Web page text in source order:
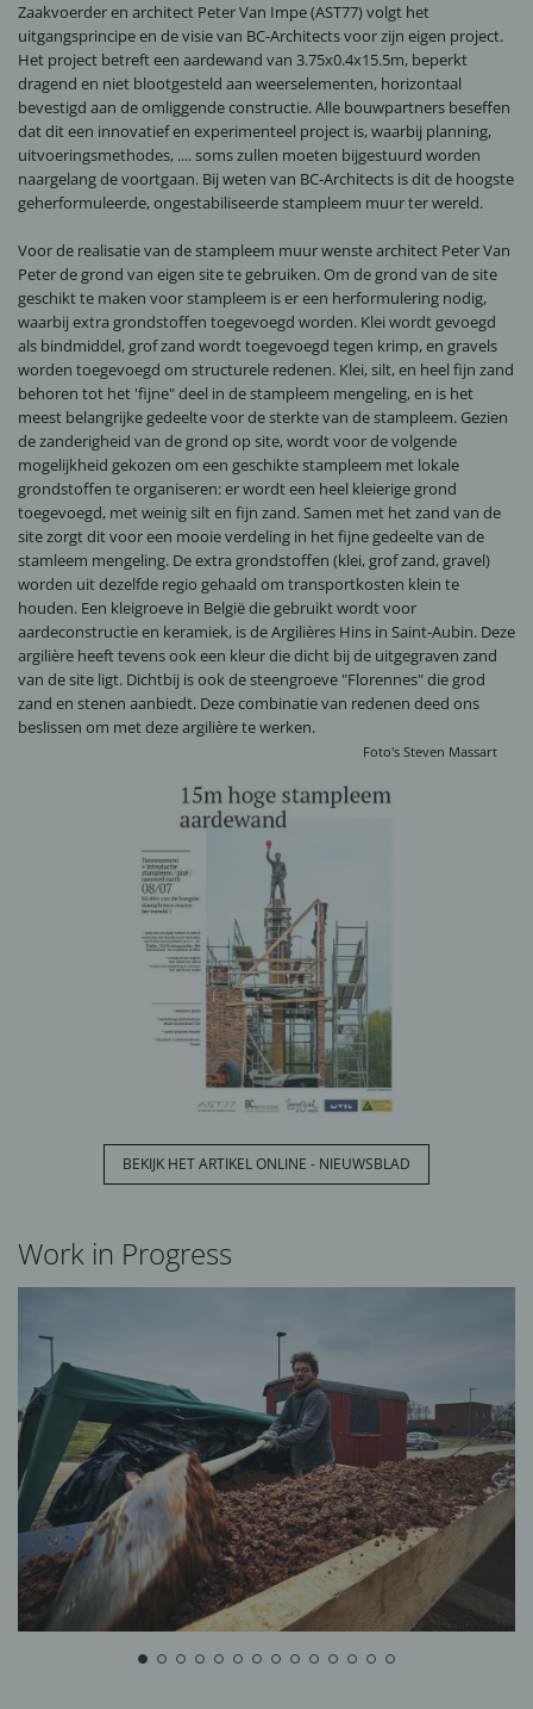
Zaakvoerder en architect Peter Van Impe (AST77) volgt het
uitgangsprincipe en de visie van BC-Architects voor zijn eigen project.
Het project betreft een aardewand van 3.75x0.4x15.5m, beperkt
dragend en niet blootgesteld aan weerselementen, horizontaal
bevestigd aan de omliggende constructie. Alle bouwpartners beseffen
dat dit een innovatief en experimenteel project is, waarbij planning,
uitvoeringsmethodes, .... soms zullen moeten bijgestuurd worden
naargelang de voortgaan. Bij weten van BC-Architects is dit de hoogste
geherformuleerde, ongestabiliseerde stampleem muur ter wereld.
Voor de realisatie van de stampleem muur wenste architect Peter Van
Peter de grond van eigen site te gebruiken. Om de grond van de site
geschikt te maken voor stampleem is er een herformulering nodig,
waarbij extra grondstoffen toegevoegd worden. Klei wordt gevoegd
als bindmiddel, grof zand wordt toegevoegd tegen krimp, en gravels
worden toegevoegd om structurele redenen. Klei, silt, en heel fijn zand
behoren tot het 'fijne" deel in de stampleem mengeling, en is het
meest belangrijke gedeelte voor de sterkte van de stampleem. Gezien
de zanderigheid van de grond op site, wordt voor de volgende
mogelijkheid gekozen om een geschikte stampleem met lokale
grondstoffen te organiseren: er wordt een heel kleierige grond
toegevoegd, met weinig silt en fijn zand. Samen met het zand van de
site zorgt dit voor een mooie verdeling in het fijne gedeelte van de
stamleem mengeling. De extra grondstoffen (klei, grof zand, gravel)
worden uit dezelfde regio gehaald om transportkosten klein te
houden. Een kleigroeve in België die gebruikt wordt voor
aardeconstructie en keramiek, is de Argilières Hins in Saint-Aubin. Deze
argilière heeft tevens ook een kleur die dicht bij de uitgegraven zand
van de site ligt. Dichtbij is ook de steengroeve "Florennes" die grod
zand en stenen aanbiedt. Deze combinatie van redenen deed ons
beslissen om met deze argilière te werken.
Foto's Steven Massart
BEKIJK HET ARTIKEL ONLINE - NIEUWSBLAD
Work in Progress